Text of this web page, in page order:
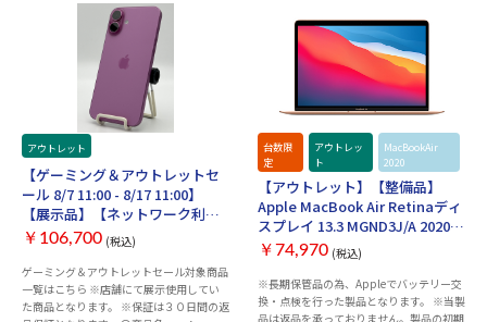
断りさせて頂いております。 ・こちらの商
品につきましてはご購入後お客様ご都合に
よりますご返品は一切お受けできませんの
で、ご購入の際には必ずご希望の商品かど
うかの確認をお願い致します。 ・併売品に
つき、売り切れの際はご容赦ください。 ・
３０日間初期不具合保証、赤ロム保証を使
用する際は 納品書が必要となりますの
で大切に保管をお願い致します。
品につきましてはご購入後お客様ご都合に
よりますご返品は一切お受けできませんの
で、ご購入の際には必ずご希望の商品かど
うかの確認をお願い致します。 ・併売品に
つき、売り切れの際はご容赦ください。 ・
３０日間初期不具合保証、赤ロム保証を使
用する際は 納品書が必要となりますの
で大切に保管をお願い致します。
・8コアGPU ・16コアNeural Engine 標準
メモリー 8GBユニファイドメモリ ストレ
ージ容量 SSD 256GB 光学ドライブ 無し 無
線規格 ［Wi-Fi］802.11ax Wi-Fi 6ワイヤ
レスネットワーク接続 IEEE
802.11a/b/g/n/acに対応 bluetooth規格
Bluetooth 5.0ワイヤレステクノロジー
WEBカメラ M1画像信号プロセッサと連係
する1080p FaceTime HDカメラ TVチュー
ナー 無し インターフェイス 2つの
Thunderbolt / USB 4ポートで以下に対応
・DisplayPort ・Thunderbolt 3（最大
40Gb/s） ・USB 4（最大40Gb/s） ・USB
3.1 Gen 2（最大10Gb/s） ・アダプタ（別
DVI、VGAに対応 ・3.5mmヘッドフォンジ
ャック ・ギガビットEthernet搭載※電源
アダプタに内蔵されています。 スピーカ
99％（2026年08月05日時点） 〇保
証 ：1_ご注文と異なる商品が届い
た場合、または商品に 欠
陥がある場合のみ商品到着から30日以内
にご連絡 頂いた場合ご対
応致します。 2_ご使用中
にネットワーク利用制限が発生した場合、
ご返金対応いたします。 〇
補足 ・以下の動作チェック済みとなりま
す。 ※動作確認項目 ・電源・アクティ
ベーションチェック ・WI-FI、Bluetooth
・スピーカー ・カメラ（外部、イン
カメラ、FaceID） ・液晶、タッチ操作
・OSアップデート（ios26以上） ・電
初期化してお渡しいたします。 ・ご利用の
際は、充電を行ってからご利用ください。
アウトレット
【ゲーミング＆アウトレットセ
ール 8/7 11:00 - 8/17 11:00】
【展示品】【ネットワーク利用
制限▲】Apple iPhone 16 Plus
3N345J/A 付属品付き【30日返金
保証】【赤ロム保証付き】
￥106,700 (税込)
ゲーミング＆アウトレットセール対象商品
一覧はこちら ※店舗にて展示使用してい
た商品となります。 ※保証は３０日間の返
台数限
定
アウトレッ
ト
MacBookAir
2020
【アウトレット】【整備品】
Apple MacBook Air Retinaディ
スプレイ 13.3 MGND3J/A 2020
[ゴールド](512GB)カスタマイズ
モデル
￥74,970 (税込)
※長期保管品の為、Appleでバッテリー交
換・点検を行った製品となります。 ※当製
品は返品を承っておりません。製品の初期